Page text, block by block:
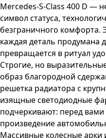
Mercedes‑S‑Class 400 D —
символ статуса,
безграничного комфорта.
каждая деталь продумана
превращается в ритуал
Строгие, но
образ благородной
решетка радиатора с
изящные светодиодные
подчеркивают: перед
произведение
Массивные колесные